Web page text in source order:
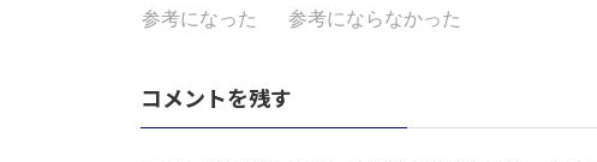
参考になった 参考にならなかった
コメントを残す